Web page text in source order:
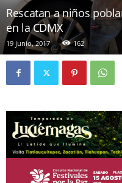
Rescatan a niños
en la CDMX
19 junio, 2017 162